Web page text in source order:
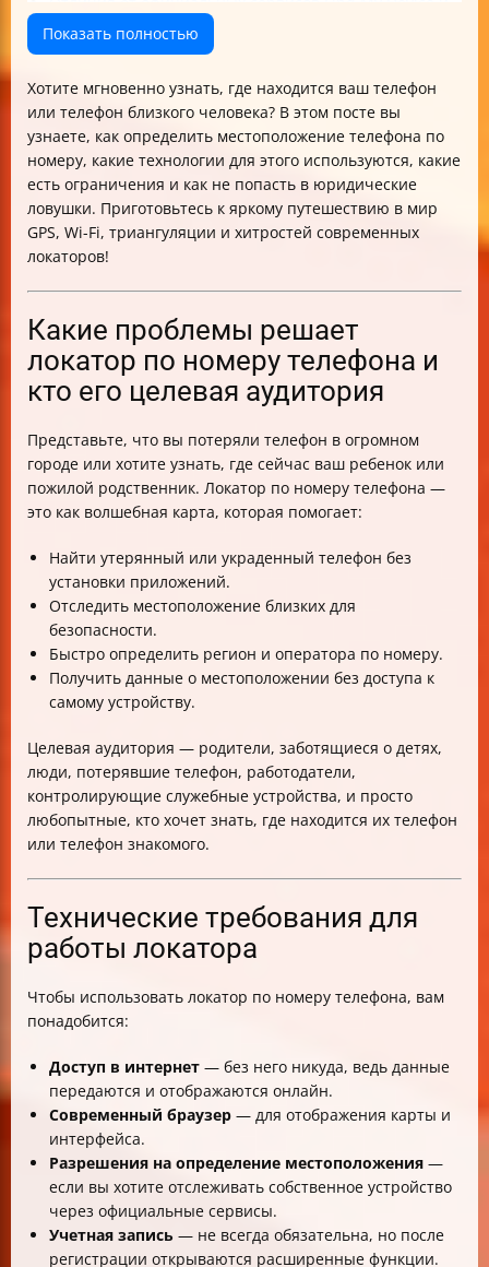
Find My
Правовые и этические аспекты использования
Как генерируется и отправляется сообщение со
ссылкой для отслеживания
Скорость определения местоположения и факторы
влияния
Данные до и после регистрации
Меры безопасности и предотвращение
мошенничества
Совместимость с Android и iOS
Отслеживание без SIM-карты и офлайн-режим
Точность до улицы и способы её улучшения
Тарифные планы и доступные функции
Как презентовать продукт эффективно
Юридические уведомления и политика
конфиденциальности
Альтернативные методы локализации по номеру
Когда нужно согласие и риски нарушения закона
Реальные ожидания и ограничения
Таблица сравнения основных характеристик
Показать полностью
Хотите мгновенно узнать, где находится ваш телефон
или телефон близкого человека? В этом посте вы
узнаете, как определить местоположение телефона по
номеру, какие технологии для этого используются, какие
есть ограничения и как не попасть в юридические
ловушки. Приготовьтесь к яркому путешествию в мир
GPS, Wi-Fi, триангуляции и хитростей современных
локаторов!
Какие проблемы решает
локатор по номеру телефона и
кто его целевая аудитория
Представьте, что вы потеряли телефон в огромном
городе или хотите узнать, где сейчас ваш ребенок или
пожилой родственник. Локатор по номеру телефона —
это как волшебная карта, которая помогает:
Найти утерянный или украденный телефон без
установки приложений.
Отследить местоположение близких для
безопасности.
Быстро определить регион и оператора по номеру.
Получить данные о местоположении без доступа к
самому устройству.
Целевая аудитория — родители, заботящиеся о детях,
люди, потерявшие телефон, работодатели,
контролирующие служебные устройства, и просто
любопытные, кто хочет знать, где находится их телефон
или телефон знакомого.
Технические требования для
работы локатора
Чтобы использовать локатор по номеру телефона, вам
понадобится:
Доступ в интернет — без него никуда, ведь данные
передаются и отображаются онлайн.
Современный браузер — для отображения карты и
интерфейса.
Разрешения на определение местоположения —
если вы хотите отслеживать собственное устройство
через официальные сервисы.
Учетная запись — не всегда обязательна, но после
регистрации открываются расширенные функции.